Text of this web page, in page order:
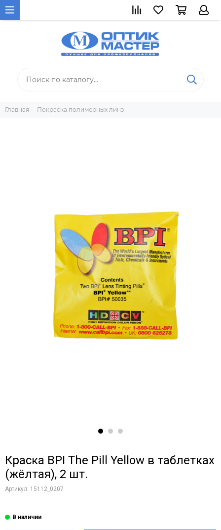
Главная Покраска полимерных линз
Краска BPI The Pill Yellow в таблетках
(жёлтая), 2 шт.
Артикул: 15112_0207